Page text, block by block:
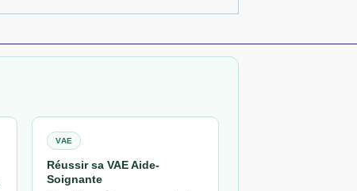
VAE
Réussir sa VAE Aide-
Soignante